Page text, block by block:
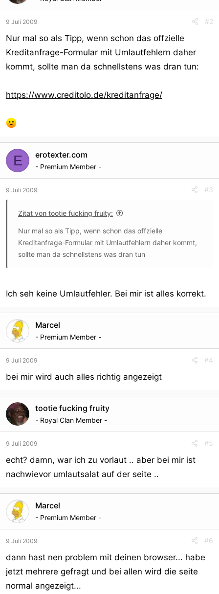
9 Juli 2009 #2
Nur mal so als Tipp, wenn schon das offzielle
Kreditanfrage-Formular mit Umlautfehlern daher
kommt, sollte man da schnellstens was dran tun:
https://www.creditolo.de/kreditanfrage/
E erotexter.com
- Premium Member -
9 Juli 2009 #3
Zitat von tootie fucking fruity:
Nur mal so als Tipp, wenn schon das offzielle
Kreditanfrage-Formular mit Umlautfehlern daher kommt,
sollte man da schnellstens was dran tun
Ich seh keine Umlautfehler. Bei mir ist alles korrekt.
Marcel
- Premium Member -
9 Juli 2009 #4
bei mir wird auch alles richtig angezeigt
tootie fucking fruity
- Royal Clan Member -
9 Juli 2009 #5
echt? damn, war ich zu vorlaut .. aber bei mir ist
nachwievor umlautsalat auf der seite ..
Marcel
- Premium Member -
9 Juli 2009 #6
dann hast nen problem mit deinen browser... habe
jetzt mehrere gefragt und bei allen wird die seite
normal angezeigt...